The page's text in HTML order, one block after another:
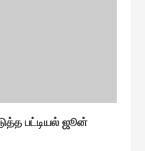
பட்டியல் ஜூன்